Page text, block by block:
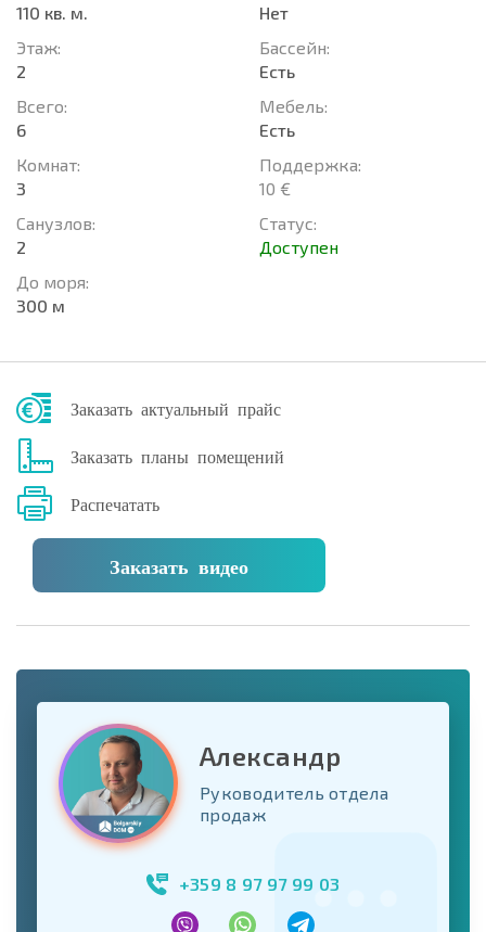
110 кв. м.
Этаж:
2
Всего:
6
Комнат:
3
Санузлов:
2
До моря:
300 м
Нет
Басcейн:
Есть
Мебель:
Есть
Поддержка:
10 €
Статус:
Доступен
Заказать актуальный прайс
Заказать планы помещений
Распечатать
Заказать видео
Александр
Руководитель отдела
продаж
+359 8 97 97 99 03